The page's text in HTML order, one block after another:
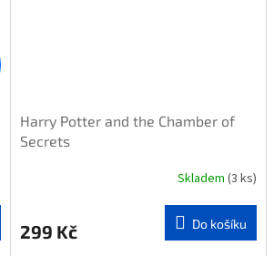
Harry Potter and the Chamber of
Secrets
Skladem (3 ks)
299 Kč Do košíku